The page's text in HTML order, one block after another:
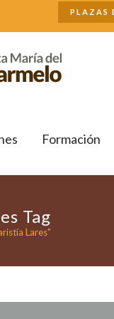
PLAZAS
Formación
Tag
Lares"